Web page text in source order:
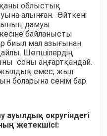
облыстық
алынған. Өйткені
дамуы
байланысты
биыл мал азығынан
Шөпшілердің
соны аңғартқандай.
жылдық емес, жыл
боларына сенім бар.
округіндегі
жетекшісі: